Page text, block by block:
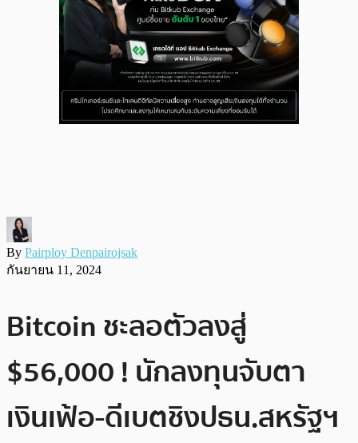
By Pairploy Denpairojsak
กันยายน 11, 2024
Bitcoin ชะลอตัวลงสู่
$56,000 ! นักลงทุนจับตา
เงินเฟ้อ-ดีเบตชิงปธน.สหรัฐฯ